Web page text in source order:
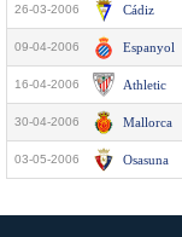
26-03-2006 Cádiz
09-04-2006 Espanyol
16-04-2006 Athletic
30-04-2006 Mallorca
03-05-2006 Osasuna